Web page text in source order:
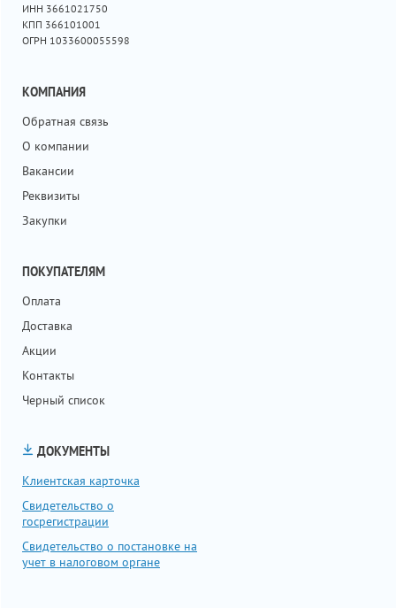
ИНН 3661021750
КПП 366101001
ОГРН 1033600055598
КОМПАНИЯ
Обратная связь
О компании
Вакансии
Реквизиты
Закупки
ПОКУПАТЕЛЯМ
Оплата
Доставка
Акции
Контакты
Черный список
ДОКУМЕНТЫ
Клиентская карточка
Свидетельство о
госрегистрации
Свидетельство о постановке на
учет в налоговом органе